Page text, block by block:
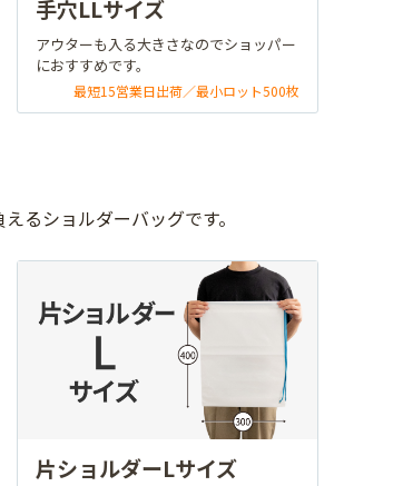
手穴LLサイズ
アウターも入る大きさなのでショッパー
におすすめです。
最短15営業日出荷／最小ロット500枚
るショルダーバッグです。
片ショルダーLサイズ